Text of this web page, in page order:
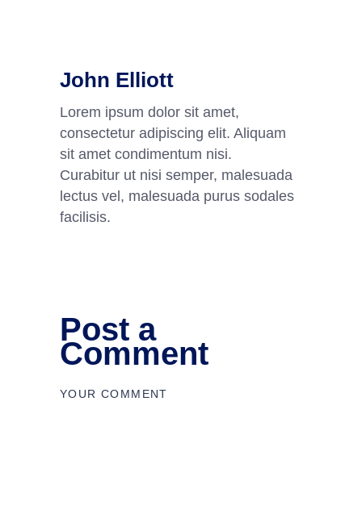
John Elliott
Lorem ipsum dolor sit amet,
consectetur adipiscing elit. Aliquam
sit amet condimentum nisi.
Curabitur ut nisi semper, malesuada
lectus vel, malesuada purus sodales
facilisis.
Post a
Comment